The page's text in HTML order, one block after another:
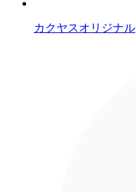
カクヤスオリジナル